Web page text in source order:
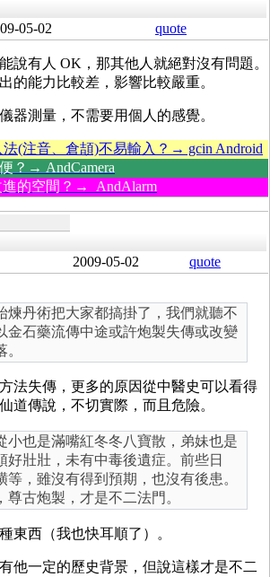
05-02 quote
說有人 OK，那其他人就絕對沒有問題。
的能力比較差，影響比較嚴重。
器測量，不需要用個人的感覺。
(注音、倉頡)不易輸入？→ gcin Android
？→ AndCamera
進的空間？→ AndAlarm
2009-05-02 quote
煉丹術把大家都搞掛了，我們就聽不
金石藥流傳中途或許炮製失傳或改變
法失傳，更多的原因從中醫史可以看得
道傳說，不切實際，而且危險。
小也是滿嘴紅冬冬八寶散，弟妹也是
好壯壯，未有中毒後遺症。前些日
等，雖沒有得到預期，也沒有後患。
古炮製，才是不二法門。
東西（我也快耳順了）。
他一定的歷史背景，但說這樣才是不二